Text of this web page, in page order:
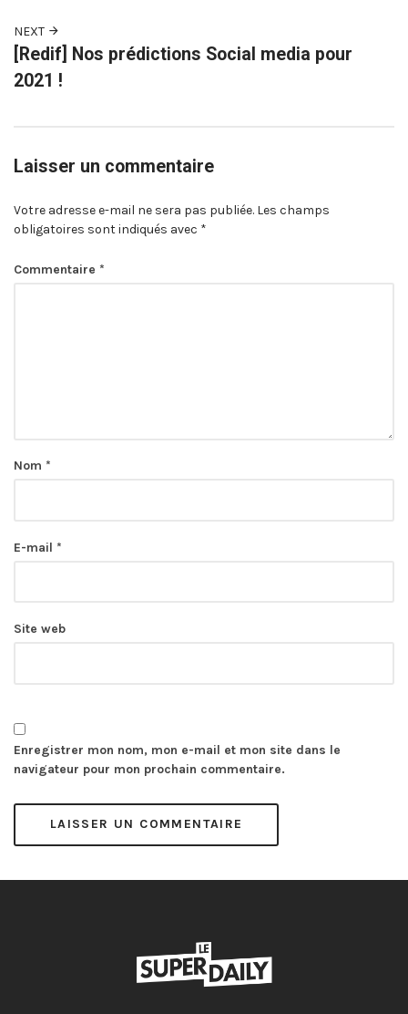
NEXT
[Redif] Nos prédictions Social media pour
2021 !
Laisser un commentaire
Votre adresse e-mail ne sera pas publiée. Les champs
obligatoires sont indiqués avec *
Commentaire *
Nom *
E-mail *
Site web
Enregistrer mon nom, mon e-mail et mon site dans le
navigateur pour mon prochain commentaire.